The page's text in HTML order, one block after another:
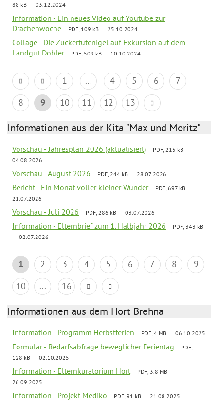
88 kB 03.12.2024
Information - Ein neues Video auf Youtube zur
Drachenwoche
PDF, 109 kB 25.10.2024
Collage - Die Zuckertütenigel auf Exkursion auf dem
Landgut Dobler
PDF, 509 kB 10.10.2024
1 ... 4 5 6
7
8
9 10 11 12 13
Informationen aus der Kita "Max und Moritz"
Vorschau - Jahresplan 2026 (aktualisiert)
PDF, 215 kB
04.08.2026
Vorschau - August 2026 PDF, 244 kB 28.07.2026
Bericht - Ein Monat voller kleiner Wunder
PDF, 697 kB
21.07.2026
Vorschau - Juli 2026 PDF, 286 kB 03.07.2026
Information - Elternbrief zum 1. Halbjahr 2026
PDF, 343 kB
02.07.2026
1 2 3 4 5 6 7 8
9
10
... 16
Informationen aus dem Hort Brehna
Information - Programm Herbstferien PDF, 4 MB 06.10.2025
Formular - Bedarfsabfrage beweglicher Ferientag
PDF,
128 kB
02.10.2025
Information - Elternkuratorium Hort
PDF, 3.8 MB
26.09.2025
Information - Projekt Mediko PDF, 91 kB 21.08.2025